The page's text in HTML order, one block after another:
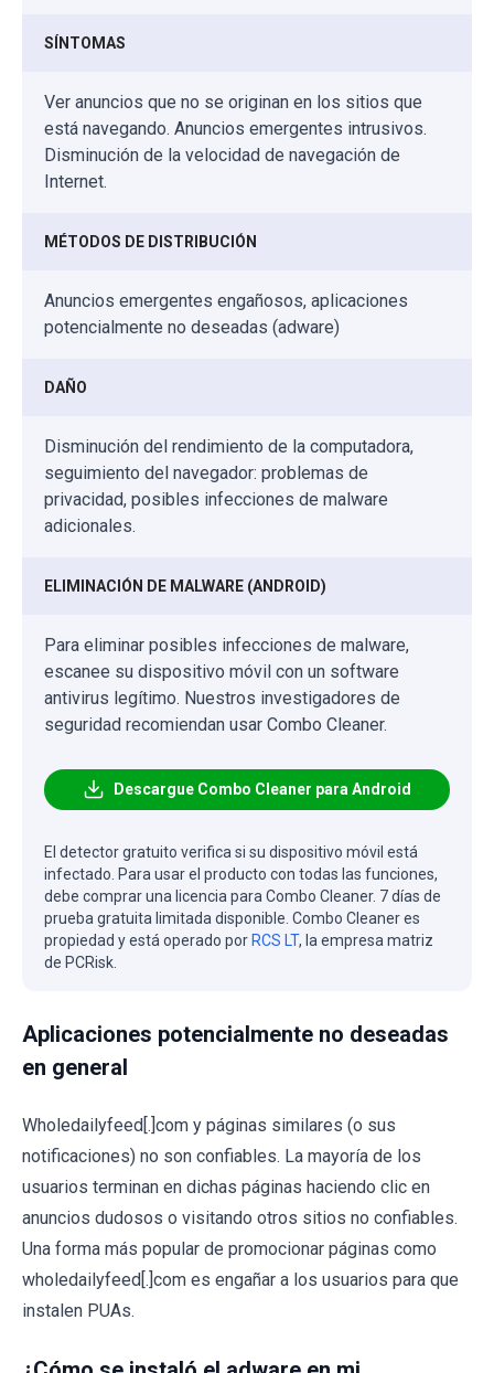
SÍNTOMAS
Ver anuncios que no se originan en los sitios que
está navegando. Anuncios emergentes intrusivos.
Disminución de la velocidad de navegación de
Internet.
MÉTODOS DE DISTRIBUCIÓN
Anuncios emergentes engañosos, aplicaciones
potencialmente no deseadas (adware)
DAÑO
Disminución del rendimiento de la computadora,
seguimiento del navegador: problemas de
privacidad, posibles infecciones de malware
adicionales.
ELIMINACIÓN DE MALWARE (ANDROID)
Para eliminar posibles infecciones de malware,
escanee su dispositivo móvil con un software
antivirus legítimo. Nuestros investigadores de
seguridad recomiendan usar Combo Cleaner.
Descargue Combo Cleaner para Android
El detector gratuito verifica si su dispositivo móvil está
infectado. Para usar el producto con todas las funciones,
debe comprar una licencia para Combo Cleaner. 7 días de
prueba gratuita limitada disponible. Combo Cleaner es
propiedad y está operado por RCS LT, la empresa matriz
de PCRisk.
Aplicaciones potencialmente no deseadas
en general
Wholedailyfeed[.]com y páginas similares (o sus
notificaciones) no son confiables. La mayoría de los
usuarios terminan en dichas páginas haciendo clic en
anuncios dudosos o visitando otros sitios no confiables.
Una forma más popular de promocionar páginas como
wholedailyfeed[.]com es engañar a los usuarios para que
instalen PUAs.